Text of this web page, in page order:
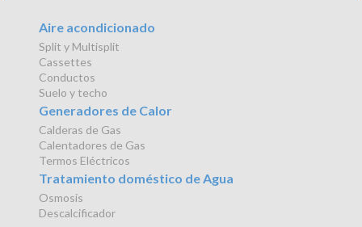
Aire acondicionado
Split y Multisplit
Cassettes
Conductos
Suelo y techo
Generadores de Calor
Calderas de Gas
Calentadores de Gas
Termos Eléctricos
Tratamiento doméstico de Agua
Osmosis
Descalcificador